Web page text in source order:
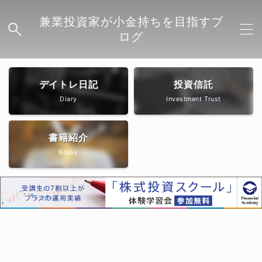
兼業投資家が小金持ちを目指すブ
ログ
デイトレ日記
Diary
投資信託
Investment Trust
書籍紹介
Books